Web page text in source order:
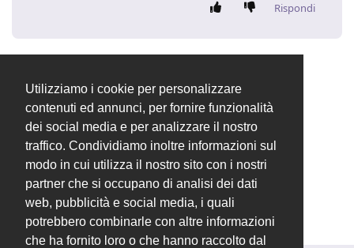
Utilizziamo i cookie per personalizzare
contenuti ed annunci, per fornire funzionalità
dei social media e per analizzare il nostro
traffico. Condividiamo inoltre informazioni sul
modo in cui utilizza il nostro sito con i nostri
partner che si occupano di analisi dei dati
web, pubblicità e social media, i quali
potrebbero combinarle con altre informazioni
che ha fornito loro o che hanno raccolto dal
Rispondi
Valentinaha chiuso la discussione17 set 2025
Valentina ha cambiato il titolo in[RISOLTO]
Anomalia su Ordini Clienti 17 set 2025